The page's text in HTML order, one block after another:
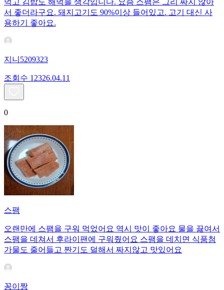
먹고 김밥도 해먹을 생각입니다. 요즘 스팸은 그리 짜지 않아
서 좋더라구요. 돼지고기도 90%이상 들어있고. 고기 대신 사
용하기 좋아요.
지니5209323
조회수 12326.04.11
0
스팸
오랜만에 스팸을 구워 먹었어요 역시 맛이 좋아요 물을 끓여서
스팸을 데쳐서 후라이팬에 구워줬어요 스팸을 데치면 식품첨
가물도 줄어들고 짠기도 덜해서 짜지않고 맛있어요
꽁이짱